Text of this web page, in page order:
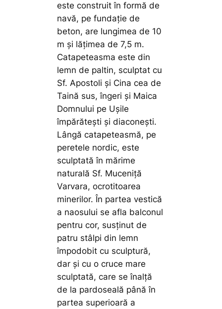
este construit în formă de
navă, pe fundaţie de
beton, are lungimea de 10
m şi lăţimea de 7,5 m.
Catapeteasma este din
lemn de paltin, sculptat cu
Sf. Apostoli şi Cina cea de
Taină sus, îngeri şi Maica
Domnului pe Uşile
împărăteşti şi diaconeşti.
Lângă catapeteasmă, pe
peretele nordic, este
sculptată în mărime
naturală Sf. Muceniţă
Varvara, ocrotitoarea
minerilor. În partea vestică
a naosului se afla balconul
pentru cor, susţinut de
patru stâlpi din lemn
împodobit cu sculptură,
dar şi cu o cruce mare
sculptată, care se înalţă
de la pardoseală până în
partea superioară a